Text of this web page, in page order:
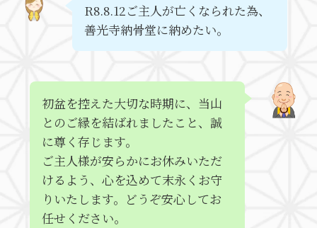
R8.8.12ご主人が亡くなられた為、
善光寺納骨堂に納めたい。
初盆を控えた大切な時期に、当山
とのご縁を結ばれましたこと、誠
に尊く存じます。
ご主人様が安らかにお休みいただ
けるよう、心を込めて末永くお守
りいたします。どうぞ安心してお
任せください。